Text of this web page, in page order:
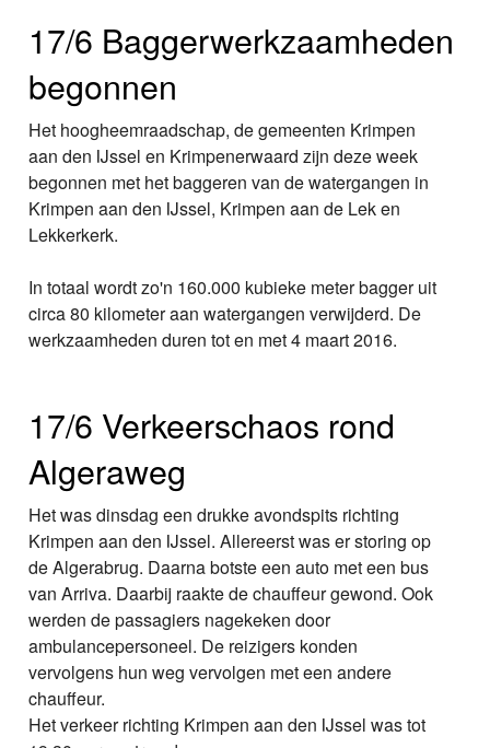
17/6 Baggerwerkzaamheden
begonnen
Het hoogheemraadschap, de gemeenten Krimpen
aan den IJssel en Krimpenerwaard zijn deze week
begonnen met het baggeren van de watergangen in
Krimpen aan den IJssel, Krimpen aan de Lek en
Lekkerkerk.
In totaal wordt zo'n 160.000 kubieke meter bagger uit
circa 80 kilometer aan watergangen verwijderd. De
werkzaamheden duren tot en met 4 maart 2016.
17/6 Verkeerschaos rond
Algeraweg
Het was dinsdag een drukke avondspits richting
Krimpen aan den IJssel. Allereerst was er storing op
de Algerabrug. Daarna botste een auto met een bus
van Arriva. Daarbij raakte de chauffeur gewond. Ook
werden de passagiers nagekeken door
ambulancepersoneel. De reizigers konden
vervolgens hun weg vervolgen met een andere
chauffeur.
Het verkeer richting Krimpen aan den IJssel was tot